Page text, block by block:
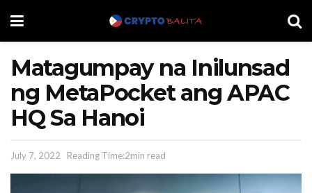
Matagumpay na Inilunsad
ng MetaPocket ang APAC
HQ Sa Hanoi
July 7, 2022 Reading Time:2min read